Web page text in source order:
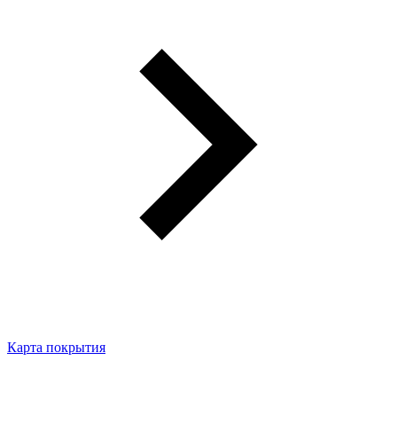
Карта покрытия